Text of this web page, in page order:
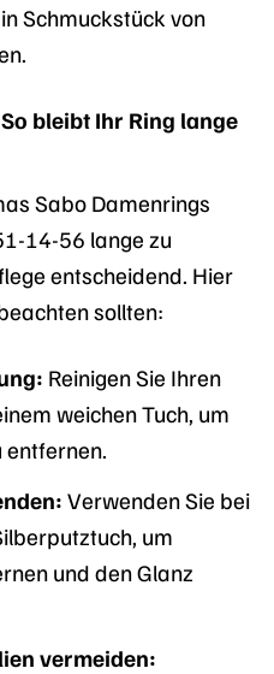
Schmuckstück von
bleibt Ihr Ring lange
Sabo Damenrings
14-56 lange zu
entscheidend. Hier
sollten:
Reinigen Sie Ihren
weichen Tuch, um
entfernen.
Verwenden Sie bei
um
und den Glanz
vermeiden: